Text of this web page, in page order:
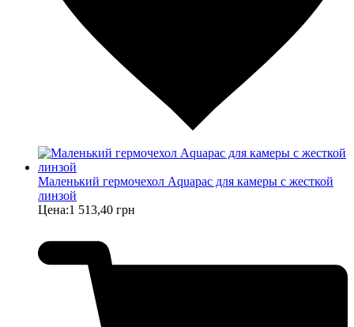
Маленький гермочехол Aquapac для камеры с жесткой
линзой
Цена:1 513,40 грн